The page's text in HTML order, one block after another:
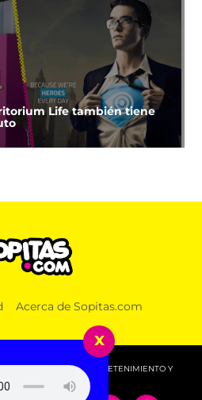
Life también tiene
Acerca de Sopitas.com
DEPORTES, ENTRETENIMIENTO Y
x